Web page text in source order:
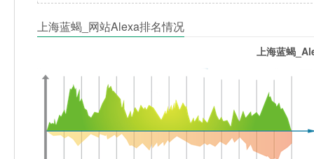
上海蓝蝎_网站Alexa排名情况
上海蓝蝎